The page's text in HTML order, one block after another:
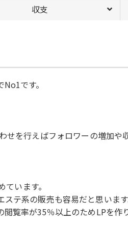
収支
です。
を行えばフォロワーの増加や
います。
テ系の販売も容易だと思います
覧率が35％以上のためLPを作